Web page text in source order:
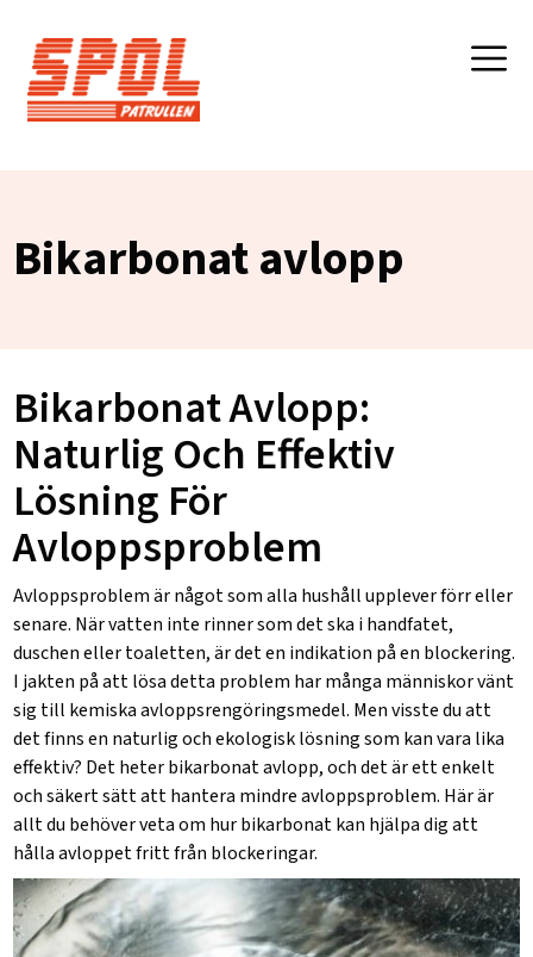
Bikarbonat avlopp
Bikarbonat Avlopp:
Naturlig Och Effektiv
Lösning För
Avloppsproblem
Avloppsproblem är något som alla hushåll upplever förr eller
senare. När vatten inte rinner som det ska i handfatet,
duschen eller toaletten, är det en indikation på en blockering.
I jakten på att lösa detta problem har många människor vänt
sig till kemiska avloppsrengöringsmedel. Men visste du att
det finns en naturlig och ekologisk lösning som kan vara lika
effektiv? Det heter bikarbonat avlopp, och det är ett enkelt
och säkert sätt att hantera mindre avloppsproblem. Här är
allt du behöver veta om hur bikarbonat kan hjälpa dig att
hålla avloppet fritt från blockeringar.